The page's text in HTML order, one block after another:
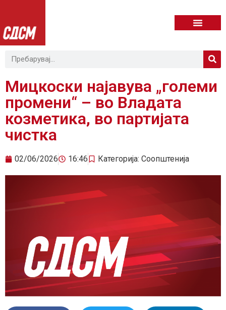
Мицкоски најавува „големи
промени“ – во Владата
козметика, во партијата
чистка
02/06/2026 16:46 Категорија: Соопштенија